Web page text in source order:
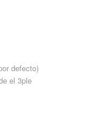
defecto)
el 3ple